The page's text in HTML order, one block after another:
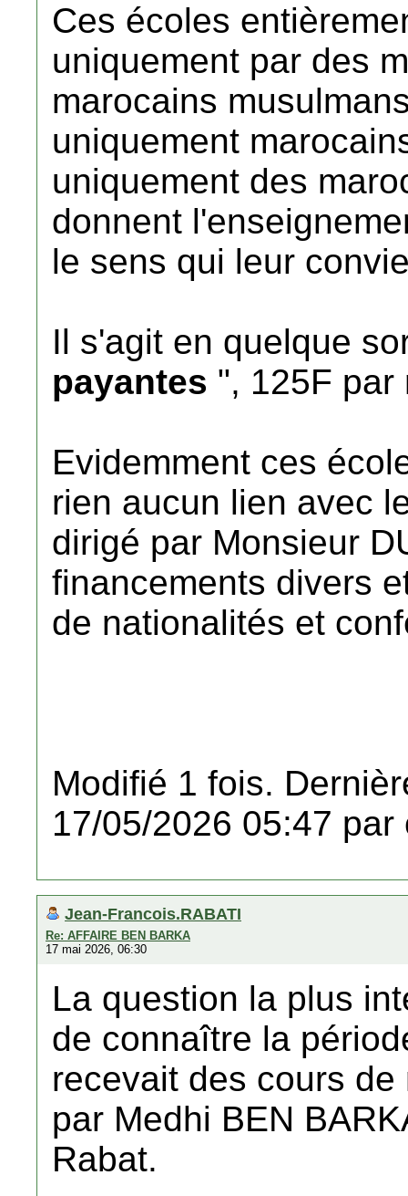
Ces écoles
uniquement par des
marocains
uniquement
uniquement des
donnent
le sens qui leur
Il s'agit en quelque
payantes ", 125F par
Evidemment ces
rien aucun lien avec
dirigé par Monsieur
financements divers
de nationalités et
Modifié 1 fois.
17/05/2026 05:47 par
Jean-Francois.RABATI
Re: AFFAIRE BEN BARKA
17 mai 2026, 06:30
La question la plus
de connaître la
recevait des cours
par Medhi BEN
Rabat.